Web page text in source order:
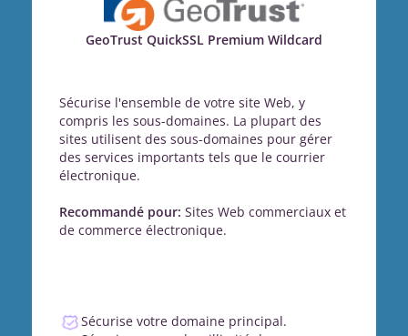
GeoTrust QuickSSL Premium Wildcard
Sécurise l'ensemble de votre site Web, y
compris les sous-domaines. La plupart des
sites utilisent des sous-domaines pour gérer
des services importants tels que le courrier
électronique.
Recommandé pour: Sites Web commerciaux et
de commerce électronique.
Sécurise votre domaine principal.